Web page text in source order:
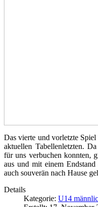
Das vierte und vorletzte
aktuellen Tabellenletzten.
für uns verbuchen konnten,
aus und mit einem
auch souverän nach Hause
Details
Kategorie: U14